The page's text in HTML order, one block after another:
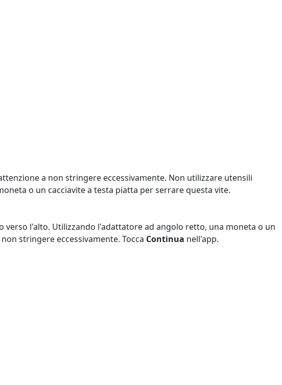
a non stringere eccessivamente. Non utilizzare utensili
o un cacciavite a testa piatta per serrare questa vite.
l'alto. Utilizzando l'adattatore ad angolo retto, una moneta o un
stringere eccessivamente. Tocca Continua nell'app.